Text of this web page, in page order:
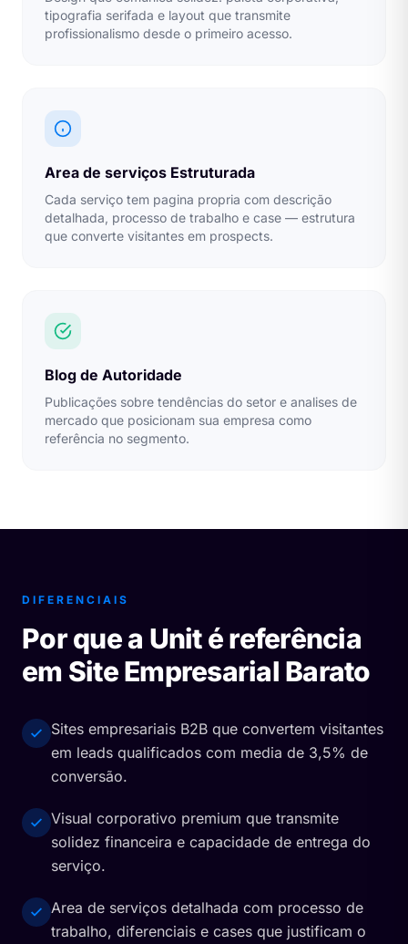
tipografia serifada e layout que transmite
profissionalismo desde o primeiro acesso.
Area de serviços Estruturada
Cada serviço tem pagina propria com descrição
detalhada, processo de trabalho e case — estrutura
que converte visitantes em prospects.
Blog de Autoridade
Publicações sobre tendências do setor e analises de
mercado que posicionam sua empresa como
referência no segmento.
DIFERENCIAIS
Por que a Unit é referência
em Site Empresarial Barato
Sites empresariais B2B que convertem visitantes
em leads qualificados com media de 3,5% de
conversão.
Visual corporativo premium que transmite
solidez financeira e capacidade de entrega do
serviço.
Area de serviços detalhada com processo de
trabalho, diferenciais e cases que justificam o